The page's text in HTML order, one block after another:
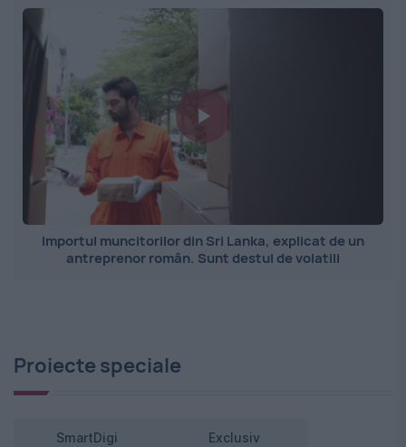
Importul muncitorilor din Sri Lanka, explicat de un
antreprenor român. Sunt destul de volatili
Proiecte speciale
SmartDigi Exclusiv